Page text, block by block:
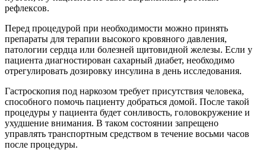
рефлексов.
Перед процедурой при необходимости можно принять
препараты для терапии высокого кровяного давления,
патологии сердца или болезней щитовидной железы. Если у
пациента диагностирован сахарный диабет, необходимо
отрегулировать дозировку инсулина в день исследования.
Гастроскопия под наркозом требует присутствия человека,
способного помочь пациенту добраться домой. После такой
процедуры у пациента будет сонливость, головокружение и
ухудшение внимания. В таком состоянии запрещено
управлять транспортным средством в течение восьми часов
после процедуры.